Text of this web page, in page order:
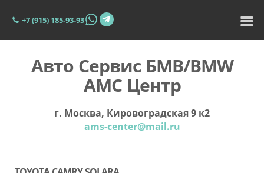
+7 (915) 185-93-93
Авто Сервис БМВ/BMW
АМС Центр
г. Москва, Кировоградская 9 к2
ams-center@mail.ru